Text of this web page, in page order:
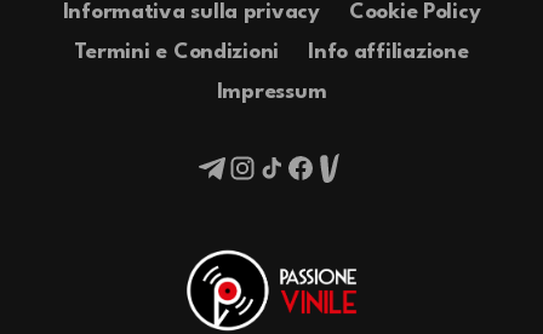
Informativa sulla privacy
Cookie Policy
Termini e Condizioni
Info affiliazione
Impressum